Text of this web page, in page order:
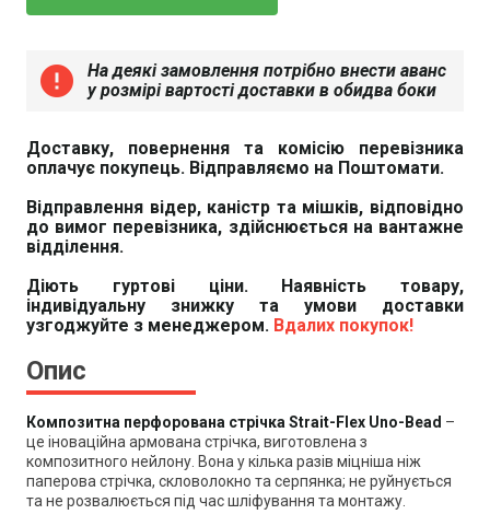
error
На деякі замовлення потрібно внести аванс
у розмірі вартості доставки в обидва боки
Доставку, повернення та комісію перевізника
оплачує покупець. Відправляємо на Поштомати.
Відправлення відер, каністр та мішків, відповідно
до вимог перевізника, здійснюється на вантажне
відділення.
Діють гуртові ціни. Наявність товару,
індивідуальну знижку та умови доставки
узгоджуйте з менеджером. Вдалих покупок!
Опис
Композитна перфорована стрічка Strait-Flex Uno-Bead –
це іноваційна армована стрічка, виготовлена з
композитного нейлону. Вона у кілька разів міцніша ніж
паперова стрічка, скловолокно та серпянка; не руйнується
та не розвалюється під час шліфування та монтажу.